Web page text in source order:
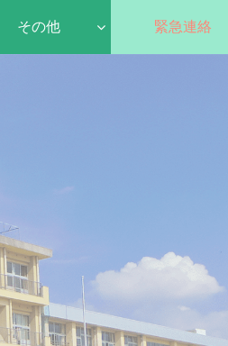
その他 緊急連絡